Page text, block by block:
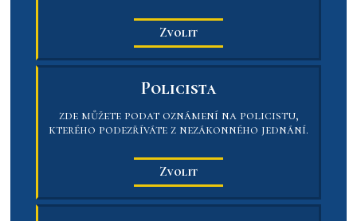
Zvolit
Policista
zde můžete podat oznámení na policistu,
kterého podezříváte z nezákonného jednání.
Zvolit